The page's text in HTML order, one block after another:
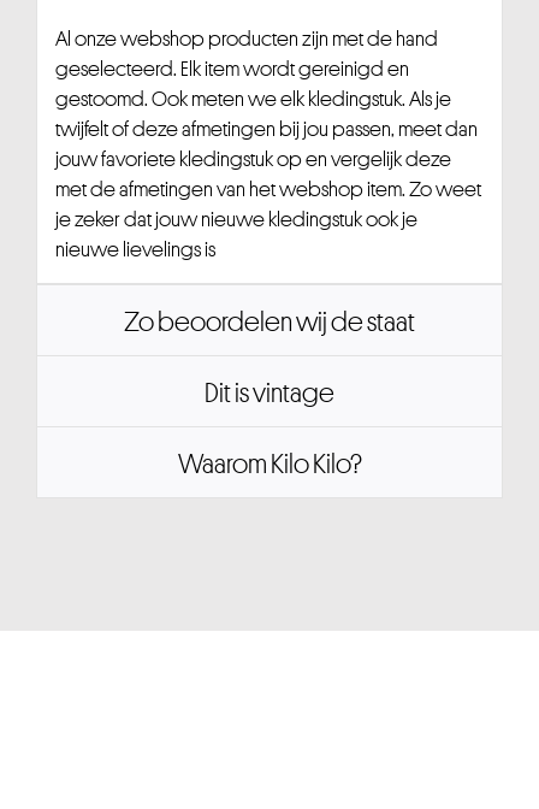
Al onze webshop producten zijn met de hand
geselecteerd. Elk item wordt gereinigd en
gestoomd. Ook meten we elk kledingstuk. Als je
twijfelt of deze afmetingen bij jou passen, meet dan
jouw favoriete kledingstuk op en vergelijk deze
met de afmetingen van het webshop item. Zo weet
je zeker dat jouw nieuwe kledingstuk ook je
nieuwe lievelings is
Zo beoordelen wij de staat
Dit is vintage
Waarom Kilo Kilo?